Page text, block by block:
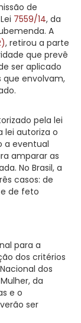
de
7559/14, da
. A
, retirou a parte
que prevê
ser aplicado
que envolvam,
pela lei
lei autoriza o
a eventual
amparar as
No Brasil, a
casos: de
de feto
para a
dos critérios
dos
da
e o
ser